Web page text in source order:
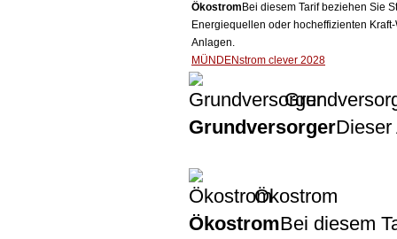
Ökostrom Bei diesem Tarif beziehen Sie
Energiequellen oder hocheffizienten
Anlagen.
MÜNDENstrom clever 2028
GrundversorgerDieser
Ökostrom
ÖkostromBei diesem